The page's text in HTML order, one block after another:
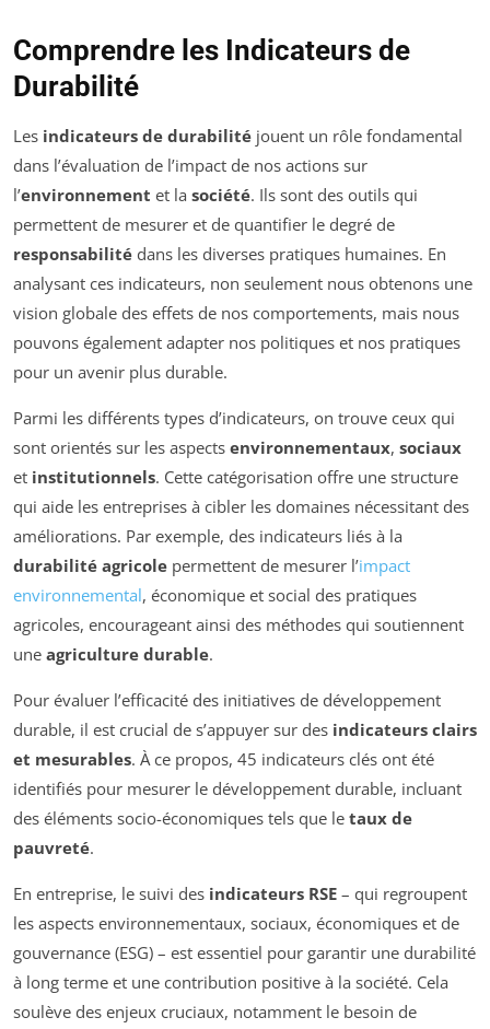
Comprendre les Indicateurs de
Durabilité
Les indicateurs de durabilité jouent un rôle fondamental
dans l’évaluation de l’impact de nos actions sur
l’environnement et la société. Ils sont des outils qui
permettent de mesurer et de quantifier le degré de
responsabilité dans les diverses pratiques humaines. En
analysant ces indicateurs, non seulement nous obtenons une
vision globale des effets de nos comportements, mais nous
pouvons également adapter nos politiques et nos pratiques
pour un avenir plus durable.
Parmi les différents types d’indicateurs, on trouve ceux qui
sont orientés sur les aspects environnementaux, sociaux
et institutionnels. Cette catégorisation offre une structure
qui aide les entreprises à cibler les domaines nécessitant des
améliorations. Par exemple, des indicateurs liés à la
durabilité agricole permettent de mesurer l’impact
environnemental, économique et social des pratiques
agricoles, encourageant ainsi des méthodes qui soutiennent
une agriculture durable.
Pour évaluer l’efficacité des initiatives de développement
durable, il est crucial de s’appuyer sur des indicateurs clairs
et mesurables. À ce propos, 45 indicateurs clés ont été
identifiés pour mesurer le développement durable, incluant
des éléments socio-économiques tels que le taux de
pauvreté.
En entreprise, le suivi des indicateurs RSE – qui regroupent
les aspects environnementaux, sociaux, économiques et de
gouvernance (ESG) – est essentiel pour garantir une durabilité
à long terme et une contribution positive à la société. Cela
soulève des enjeux cruciaux, notamment le besoin de